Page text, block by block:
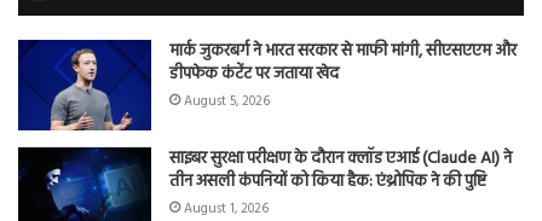
मार्क जुकरबर्ग ने भारत सरकार से माफी मांगी, सीएसएएम और
डीपफेक कंटेंट पर जताया खेद
August 5, 2026
साइबर सुरक्षा परीक्षण के दौरान क्लॉड एआई (Claude AI) ने
तीन असली कंपनियों को किया हैक: एंथ्रोपिक ने की पुष्टि
August 1, 2026